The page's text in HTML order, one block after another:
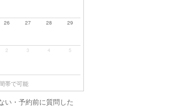
26 27 28 29
2 3 4 5
帯で可能
い・予約前に質問した